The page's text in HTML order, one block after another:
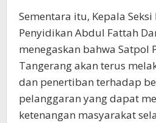
Sementara itu, Kepala
Penyidikan Abdul Fattah
menegaskan bahwa Satpol
Tangerang akan terus
dan penertiban terhadap
pelanggaran yang dapat
ketenangan masyarakat